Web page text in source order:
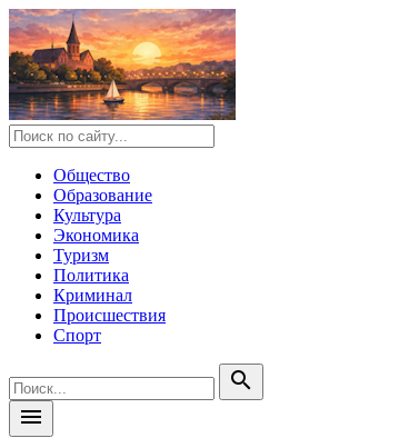
Общество
Образование
Культура
Экономика
Туризм
Политика
Криминал
Происшествия
Спорт
search
menu